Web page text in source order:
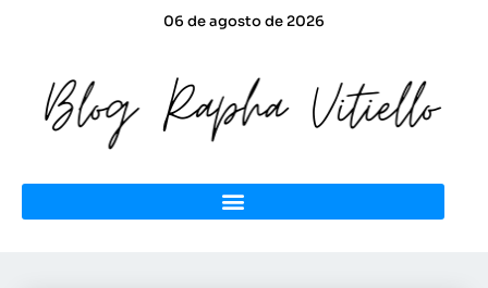
06 de agosto de 2026